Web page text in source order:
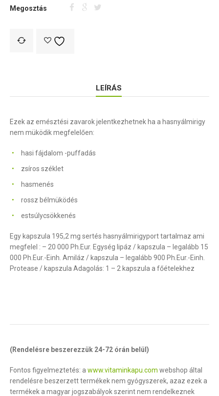
Megosztás
LEÍRÁS
Ezek az emésztési zavarok jelentkezhetnek ha a hasnyálmirigy
nem müködik megfelelően:
hasi fájdalom -puffadás
zsíros széklet
hasmenés
rossz bélmüködés
estsúlycsökkenés
Egy kapszula 195,2 mg sertés hasnyálmirigyport tartalmaz ami
megfelel : – 20 000 Ph.Eur. Egység lipáz / kapszula – legalább 15
000 Ph.Eur.-Einh. Amiláz / kapszula – legalább 900 Ph.Eur.-Einh.
Protease / kapszula Adagolás: 1 – 2 kapszula a főételekhez
(Rendelésre beszerezzük 24-72 órán belül)
Fontos figyelmeztetés: a www.vitaminkapu.com webshop által
rendelésre beszerzett termékek nem gyógyszerek, azaz ezek a
termékek a magyar jogszabályok szerint nem rendelkeznek